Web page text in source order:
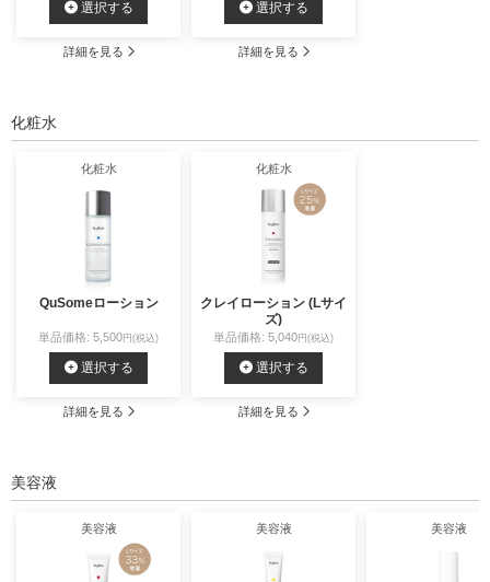
選択する
詳細を見る
選択する
詳細を見る
化粧水
化粧水
QuSomeローション
単品価格: 5,500円(税込)
選択する
詳細を見る
化粧水
クレイローション (Lサイ
ズ)
単品価格: 5,040円(税込)
選択する
詳細を見る
美容液
美容液 美容液 美容液